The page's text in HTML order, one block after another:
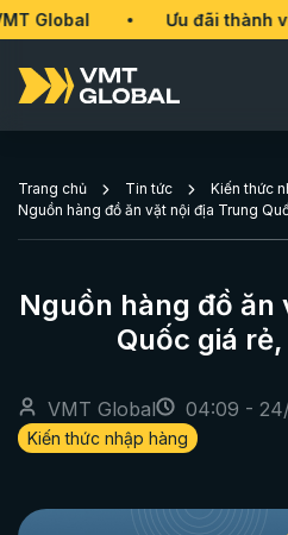
Ưu đãi thành viên mới
Trang chủ Tin tức
Kiến thức
Nguồn hàng đồ ăn vặt nội địa Trung
Nguồn hàng đồ ăn
Quốc giá
VMT Global 04:09 -
Kiến thức nhập hàng